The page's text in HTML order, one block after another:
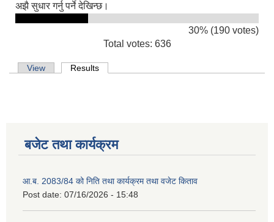
अझै सुधार गर्नु पर्ने देखिन्छ।
30% (190 votes)
Total votes: 636
Primary tabs
View Results
बजेट तथा कार्यक्रम
आ.ब. 2083/84 को निति तथा कार्यक्रम तथा वजेट किताव
Post date: 07/16/2026 - 15:48